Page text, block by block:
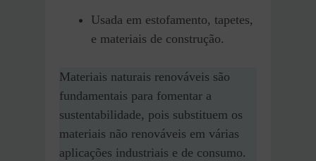
Usada em estofamento, tapetes,
e materiais de construção.
Materiais naturais renováveis são
fundamentais para fomentar a
sustentabilidade, pois substituem os
materiais não renováveis em várias
aplicações industriais e de consumo.